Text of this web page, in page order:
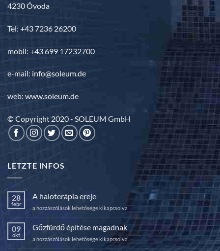
4230 Óvoda
Tel: +43 7236 26200
mobil: +43 699 17232700
e-mail: info@soleum.de
web: www.soleum.de
© Copyright 2020 - SOLEUM GmbH
LETZTE INFOS
28
febr
A haloterápia ereje
A
haloterápia
ereje
bejegyzéshez
a hozzászólások lehetősége kikapcsolva
09
okt
Gőzfürdő építése magadnak
Gőzfürdő
építése
a hozzászólások lehetősége kikapcsolva